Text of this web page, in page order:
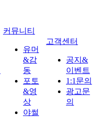
커뮤니티
유머
&감
동
포토
&영
상
야썰
고객센터
공지&
이벤트
1:1문의
광고문
의